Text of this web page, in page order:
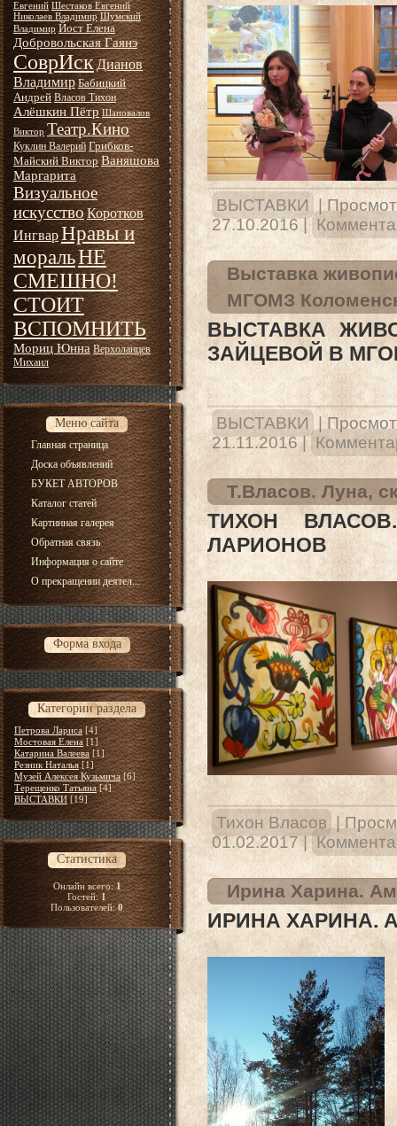
Евгений Шестаков Евгений
Николаев Владимир Шумский
Владимир Йост Елена
Добровольская Гаянэ
СоврИскДианов
Владимир Бабицкий
Андрей Власов Тихон
Алёшкин Пётр Шаповалов
Виктор Театр.Кино
Куклин Валерий Грибков-
Майский Виктор Ваняшова
Маргарита
Визуальное
искусствоКоротков
ИнгварНравы и
моральНЕ
СМЕШНО!
СТОИТ
ВСПОМНИТЬ
Мориц Юнна Верхоланцев
Михаил
Меню сайта
Главная страница
Доска объявлений
БУКЕТ АВТОРОВ
Каталог статей
Картинная галерея
Обратная связь
Информация о сайте
О прекращении деятел...
Форма входа
Категории раздела
Петрова Лариса [4]
Мостовая Елена [1]
Катарина Валеева [1]
Резник Наталья [1]
Музей Алексея Кузьмича [6]
Терещенко Татьяна [4]
ВЫСТАВКИ [19]
Статистика
Онлайн всего:1
Гостей:1
Пользователей:0
ВЫСТАВКИ |
27.10.2016 |
Выставка
МГОМЗ
ВЫСТАВКА
ЗАЙЦЕВОЙ В
ВЫСТАВКИ |
21.11.2016 |
Т.Власов. Луна,
ТИХОН
ЛАРИОНОВ
Тихон Власов |
01.02.2017 |
Ирина Харина.
ИРИНА ХАРИНА.